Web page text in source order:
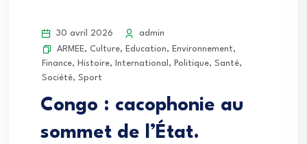
30 avril 2026
admin
ARMEE, Culture, Education, Environnement,
Finance, Histoire, International , Politique, Santé,
Société, Sport
Congo : cacophonie au
sommet de l’État.